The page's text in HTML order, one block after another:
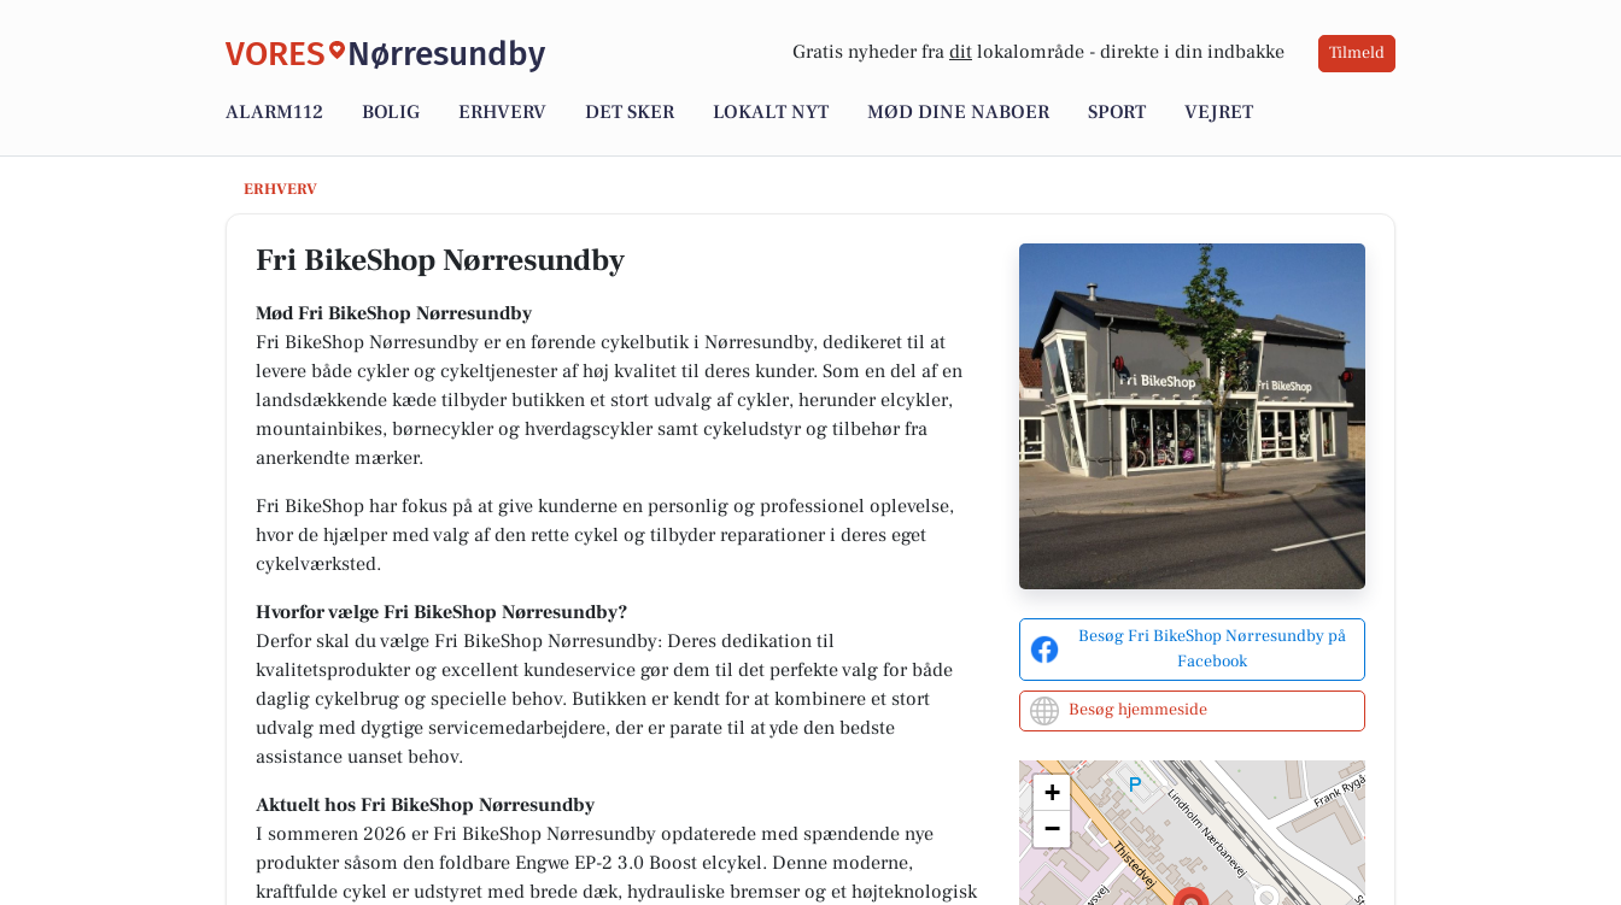
VORES Nørresundby Gratis nyheder fra dit lokalområde - direkte i din indbakke Tilmeld
ALARM112 BOLIG ERHVERV DET SKER LOKALT NYT MØD DINE NABOER SPORT VEJRET
ERHVERV
Fri BikeShop Nørresundby
Fri BikeShop Nørresundby
Mød Fri BikeShop Nørresundby
Fri BikeShop Nørresundby er en førende cykelbutik i Nørresundby, dedikeret til at
levere både cykler og cykeltjenester af høj kvalitet til deres kunder. Som en del af en
landsdækkende kæde tilbyder butikken et stort udvalg af cykler, herunder elcykler,
mountainbikes, børnecykler og hverdagscykler samt cykeludstyr og tilbehør fra
anerkendte mærker.
Fri BikeShop har fokus på at give kunderne en personlig og professionel oplevelse,
hvor de hjælper med valg af den rette cykel og tilbyder reparationer i deres eget
cykelværksted.
Hvorfor vælge Fri BikeShop Nørresundby?
Derfor skal du vælge Fri BikeShop Nørresundby: Deres dedikation til
kvalitetsprodukter og excellent kundeservice gør dem til det perfekte valg for både
daglig cykelbrug og specielle behov. Butikken er kendt for at kombinere et stort
udvalg med dygtige servicemedarbejdere, der er parate til at yde den bedste
assistance uanset behov.
Aktuelt hos Fri BikeShop Nørresundby
I sommeren 2026 er Fri BikeShop Nørresundby opdaterede med spændende nye
produkter såsom den foldbare Engwe EP-2 3.0 Boost elcykel. Denne moderne,
kraftfulde cykel er udstyret med brede dæk, hydrauliske bremser og et højteknologisk
Besøg Fri BikeShop Nørresundby på
Facebook
Besøg hjemmeside
+
−